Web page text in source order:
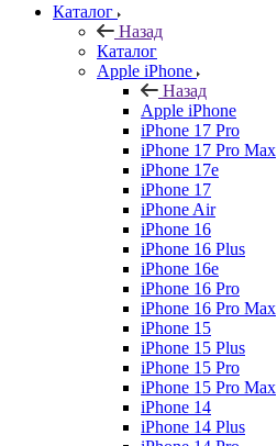
Каталог
Назад
Каталог
Apple iPhone
Назад
Apple iPhone
iPhone 17 Pro
iPhone 17 Pro Max
iPhone 17e
iPhone 17
iPhone Air
iPhone 16
iPhone 16 Plus
iPhone 16e
iPhone 16 Pro
iPhone 16 Pro Max
iPhone 15
iPhone 15 Plus
iPhone 15 Pro
iPhone 15 Pro Max
iPhone 14
iPhone 14 Plus